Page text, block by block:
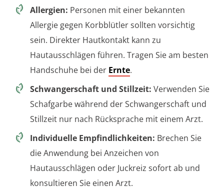
Allergien: Personen mit einer bekannten
Allergie gegen Korbblütler sollten vorsichtig
sein. Direkter Hautkontakt kann zu
Hautausschlägen führen. Tragen Sie am besten
Handschuhe bei der Ernte.
Schwangerschaft und Stillzeit: Verwenden Sie
Schafgarbe während der Schwangerschaft und
Stillzeit nur nach Rücksprache mit einem Arzt.
Individuelle Empfindlichkeiten: Brechen Sie
die Anwendung bei Anzeichen von
Hautausschlägen oder Juckreiz sofort ab und
konsultieren Sie einen Arzt.